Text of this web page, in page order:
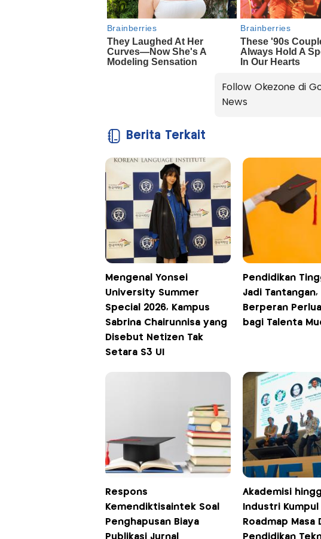
Follow Okezone di
News
Berita Terkait
Mengenal Yonsei
University Summer
Special 2026, Kampus
Sabrina Chairunnisa yang
Disebut Netizen Tak
Setara S3 UI
Pendidikan
Jadi Tantangan,
Berperan
bagi Talenta
Respons
Kemendiktisaintek Soal
Penghapusan Biaya
Publikasi Jurnal
Akademisi
Industri Kumpul
Roadmap Masa
Pendidikan